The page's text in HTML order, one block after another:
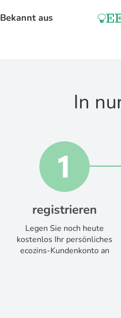
Bekannt aus
In
registrieren
Legen Sie noch heute
kostenlos Ihr persönliches
ecozins-Kundenkonto an